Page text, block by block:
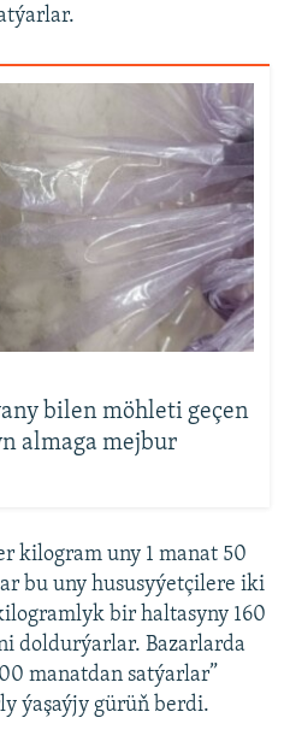
bilen möhleti geçen
almaga mejbur
kilogram uny 1 manat 50
bu uny hususyýetçilere iki
bir haltasyny 160
doldurýarlar. Bazarlarda
manatdan satýarlar”
ýaşaýjy gürüň berdi.